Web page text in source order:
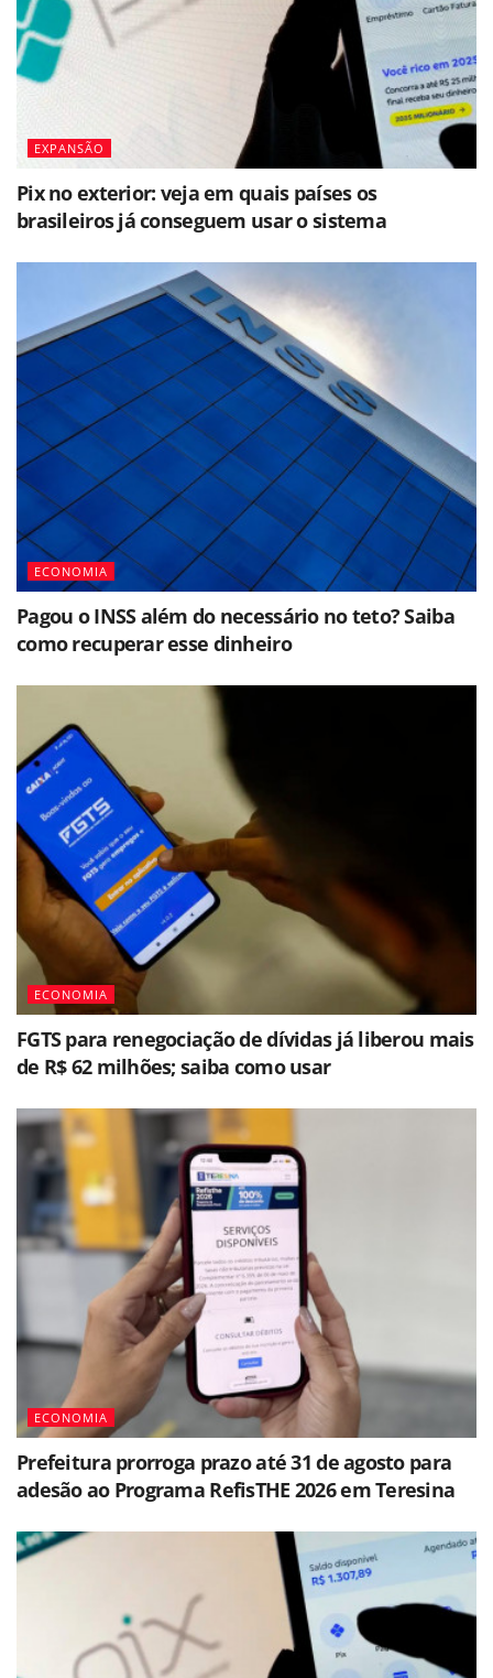
EXPANSÃO
Pix no exterior: veja em quais países os
brasileiros já conseguem usar o sistema
ECONOMIA
Pagou o INSS além do necessário no teto? Saiba
como recuperar esse dinheiro
ECONOMIA
FGTS para renegociação de dívidas já liberou mais
de R$ 62 milhões; saiba como usar
ECONOMIA
Prefeitura prorroga prazo até 31 de agosto para
adesão ao Programa RefisTHE 2026 em Teresina